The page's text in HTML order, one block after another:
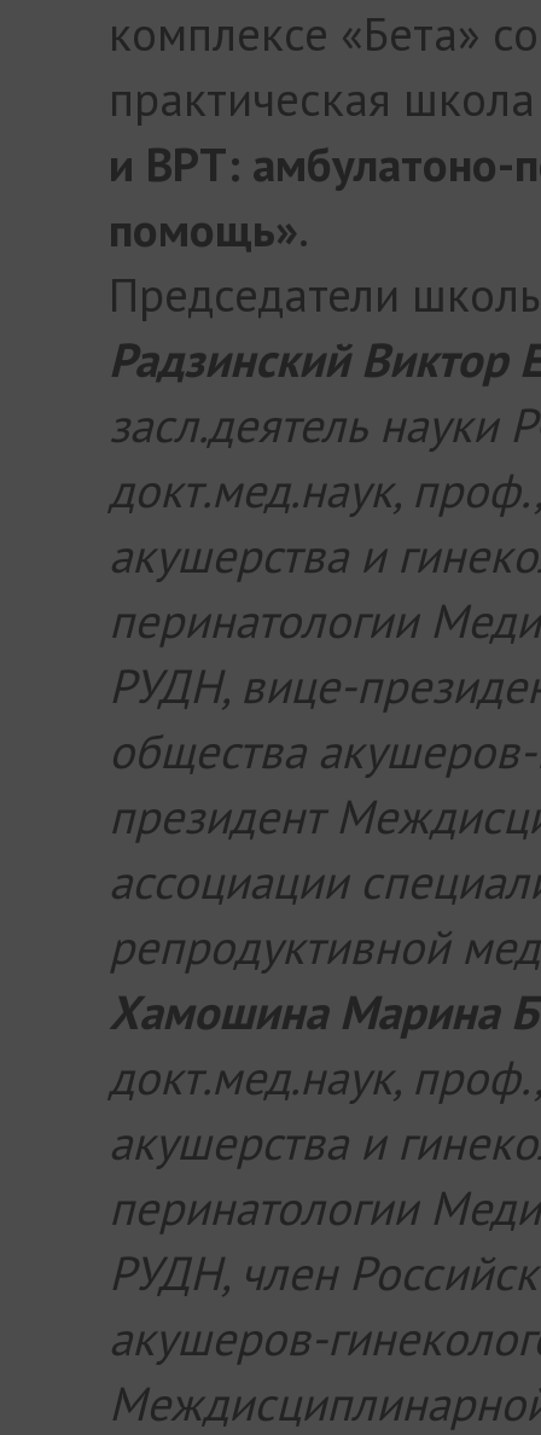
комплексе «Бета»
практическая
и ВРТ: амбулатоно-
помощь».
Председатели
Радзинский Виктор
засл.деятель науки
докт.мед.наук,
акушерства и
перинатологии
РУДН, вице-
общества акушеров-
президент
ассоциации
репродуктивной
Хамошина Марина
докт.мед.наук,
акушерства и
перинатологии
РУДН, член
акушеров-